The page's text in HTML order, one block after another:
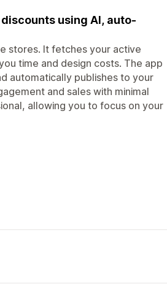
using AI, auto-
stores. It fetches your active
time and design costs. The app
automatically publishes to your
and sales with minimal
allowing you to focus on your